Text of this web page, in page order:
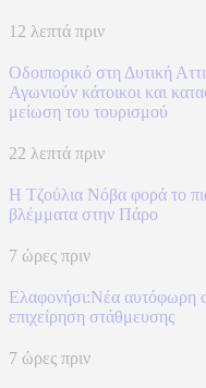
12 λεπτά πριν
Οδοιπορικό στη Δυτική
Αγωνιούν κάτοικοι και
μείωση του τουρισμού
22 λεπτά πριν
Η Τζούλια Νόβα φορά το πιο
βλέμματα στην Πάρο
7 ώρες πριν
Ελαφονήσι:Νέα αυτόφωρη
επιχείρηση στάθμευσης
7 ώρες πριν